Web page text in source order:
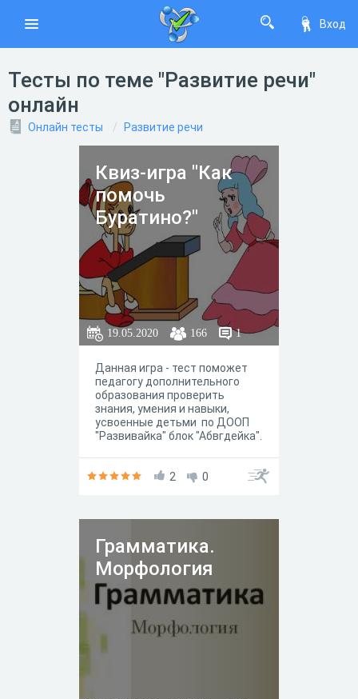
Вход
Тесты по теме "Развитие речи"
онлайн
Онлайн тесты Развитие речи
Квиз-игра "Как
помочь
Буратино?"
19.05.2020 166 1
Данная игра - тест поможет
педагогу дополнительного
образования проверить
знания, умения и навыки,
усвоенные детьми по ДООП
"Развивайка" блок "Абвгдейка".
аттестацией по данной
2 0
Грамматика.
Морфология